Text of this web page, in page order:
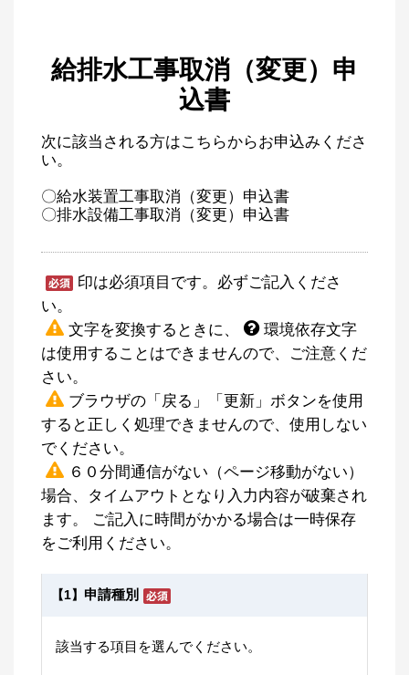
給排水工事取消（変更）申
込書
次に該当される方はこちらからお申込みくださ
い。
〇給水装置工事取消（変更）申込書
〇排水設備工事取消（変更）申込書
印は必須項目です。必ずご記入くださ
い。
文字を変換するときに、
環境依存文字
は使用することはできませんので、ご注意くだ
さい。
ブラウザの「戻る」「更新」ボタンを使用
すると正しく処理できませんので、使用しない
でください。
６０分間通信がない（ページ移動がない）
場合、タイムアウトとなり入力内容が破棄され
ます。 ご記入に時間がかかる場合は一時保存
をご利用ください。
【1】 申請種別
該当する項目を選んでください。